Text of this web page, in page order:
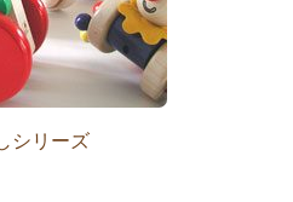
シリーズ